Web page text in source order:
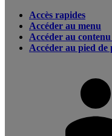
Accès rapides
Accéder au menu
Accéder au
Accéder au pied de